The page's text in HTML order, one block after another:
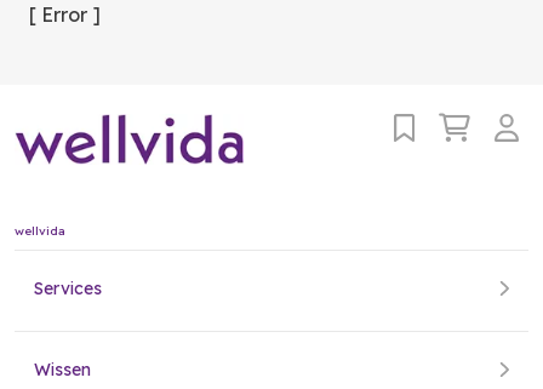
[ Error ]
wellvida
Services
Wissen